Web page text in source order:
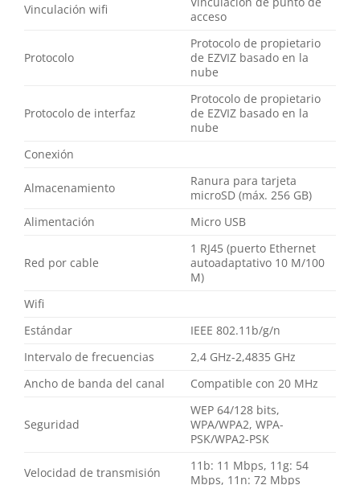
Vinculación wifi
acceso
Protocolo
Protocolo de propietario
de EZVIZ basado en la
nube
Protocolo de interfaz
Protocolo de propietario
de EZVIZ basado en la
nube
Conexión
Almacenamiento
Ranura para tarjeta
microSD (máx. 256 GB)
Alimentación
Micro USB
Red por cable
1 RJ45 (puerto Ethernet
autoadaptativo 10 M/100
M)
Wifi
Estándar
IEEE 802.11b/g/n
Intervalo de frecuencias
2,4 GHz-2,4835 GHz
Ancho de banda del canal
Compatible con 20 MHz
Seguridad
WEP 64/128 bits,
WPA/WPA2, WPA-
PSK/WPA2-PSK
Velocidad de transmisión
11b: 11 Mbps, 11g: 54
Mbps, 11n: 72 Mbps